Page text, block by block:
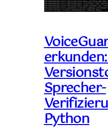
Sprecher-
Python